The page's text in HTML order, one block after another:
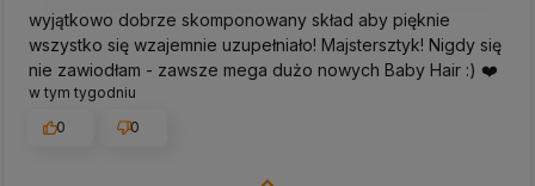
wyjątkowo dobrze skomponowany skład aby pięknie
wszystko się wzajemnie uzupełniało! Majstersztyk! Nigdy się
nie zawiodłam - zawsze mega dużo nowych Baby Hair :) ❤️
w tym tygodniu
0
0